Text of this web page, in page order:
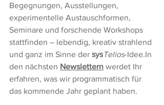
Begegnungen, Ausstellungen,
experimentelle Austauschformen,
Seminare und forschende Workshops
stattfinden – lebendig, kreativ strahlend
und ganz im Sinne der sysTelios-Idee.In
den nächsten Newslettern werdet Ihr
erfahren, was wir programmatisch für
das kommende Jahr geplant haben.